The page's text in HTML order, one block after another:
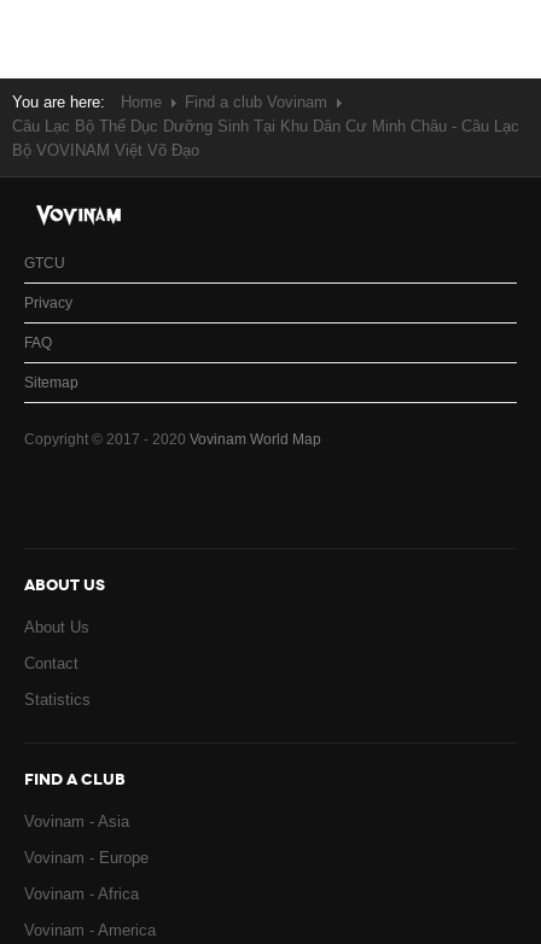
You are here: Home
Find a club Vovinam
Câu Lạc Bộ Thể Dục Dưỡng Sinh Tại Khu Dân Cư Minh Châu - Câu Lạc
Bộ VOVINAM Việt Võ Đạo
GTCU
Privacy
FAQ
Sitemap
Copyright © 2017 - 2020 Vovinam World Map
ABOUT US
About Us
Contact
Statistics
FIND A CLUB
Vovinam - Asia
Vovinam - Europe
Vovinam - Africa
Vovinam - America